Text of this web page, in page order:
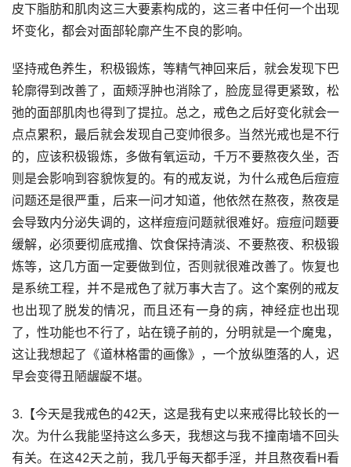
皮下脂肪和肌肉这三大要素构成的，这三者中任何一个出现
坏变化，都会对面部轮廓产生不良的影响。
坚持戒色养生，积极锻炼，等精气神回来后，就会发现下巴
轮廓得到改善了，面颊浮肿也消除了，脸庞显得更紧致，松
弛的面部肌肉也得到了提拉。总之，戒色之后好变化就会一
点点累积，最后就会发现自己变帅很多。当然光戒也是不行
的，应该积极锻炼，多做有氧运动，千万不要熬夜久坐，否
则是会影响到容貌恢复的。有的戒友说，为什么戒色后痘痘
问题还是很严重，后来一问才知道，他依然在熬夜，熬夜是
会导致内分泌失调的，这样痘痘问题就很难好。痘痘问题要
缓解，必须要彻底戒撸、饮食保持清淡、不要熬夜、积极锻
炼等，这几方面一定要做到位，否则就很难改善了。恢复也
是系统工程，并不是戒色了就万事大吉了。这个案例的戒友
也出现了脱发的情况，而且还有一身的病，神经症也出现
了，性功能也不行了，站在镜子前的，分明就是一个魔鬼，
这让我想起了《道林格雷的画像》，一个放纵堕落的人，迟
早会变得丑陋龌龊不堪。
3.【今天是我戒色的42天，这是我有史以来戒得比较长的一
次。为什么我能坚持这么多天，我想这与我不撞南墙不回头
有关。在这42天之前，我几乎每天都手淫，并且熬夜看H看